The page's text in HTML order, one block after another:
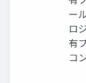
ー
ロ
有
コ